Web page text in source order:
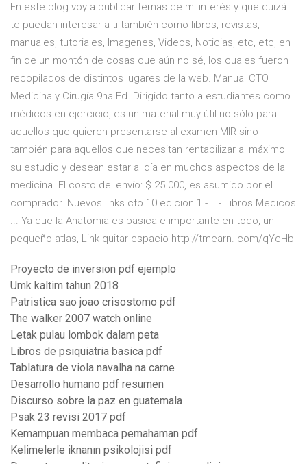
En este blog voy a publicar temas de mi interés y que quizá
te puedan interesar a ti también como libros, revistas,
manuales, tutoriales, Imagenes, Videos, Noticias, etc, etc, en
fin de un montón de cosas que aún no sé, los cuales fueron
recopilados de distintos lugares de la web. Manual CTO
Medicina y Cirugía 9na Ed. Dirigido tanto a estudiantes como
médicos en ejercicio, es un material muy útil no sólo para
aquellos que quieren presentarse al examen MIR sino
también para aquellos que necesitan rentabilizar al máximo
su estudio y desean estar al día en muchos aspectos de la
medicina. El costo del envío: $ 25.000, es asumido por el
comprador. Nuevos links cto 10 edicion 1.-... - Libros Medicos
... Ya que la Anatomia es basica e importante en todo, un
pequeño atlas, Link quitar espacio http://tmearn. com/qYcHb
Proyecto de inversion pdf ejemplo
Umk kaltim tahun 2018
Patristica sao joao crisostomo pdf
The walker 2007 watch online
Letak pulau lombok dalam peta
Libros de psiquiatria basica pdf
Tablatura de viola navalha na carne
Desarrollo humano pdf resumen
Discurso sobre la paz en guatemala
Psak 23 revisi 2017 pdf
Kemampuan membaca pemahaman pdf
Kelimelerle iknanın psikolojisi pdf